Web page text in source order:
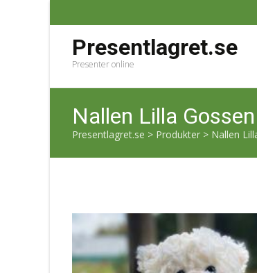
Presentlagret.se
Presenter online
Nallen Lilla
Presentlagret.se > Produkter > Nallen